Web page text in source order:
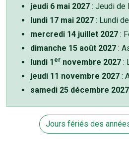
jeudi 6 mai 2027 : Jeudi de
lundi 17 mai 2027 : Lundi
mercredi 14 juillet 2027 :
dimanche 15 août 2027 :
lundi 1 er novembre 2027 :
jeudi 11 novembre 2027 :
samedi 25 décembre 2027
Jours fériés des